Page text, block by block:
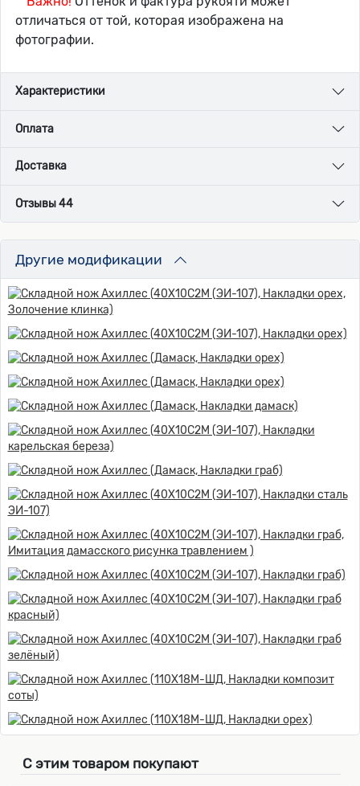
отличаться от той, которая изображена на
фотографии.
Характеристики
Оплата
Доставка
Отзывы 44
Другие модификации
С этим товаром покупают